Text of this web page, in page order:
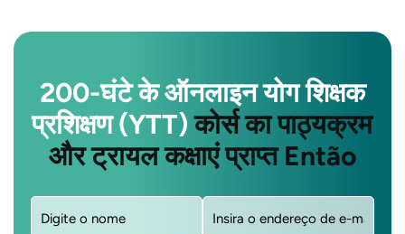
200-घंटे के ऑनलाइन योग शिक्षक
प्रशिक्षण (YTT)कोर्स का पाठ्यक्रम
और ट्रायल कक्षाएं प्राप्त Então
mail